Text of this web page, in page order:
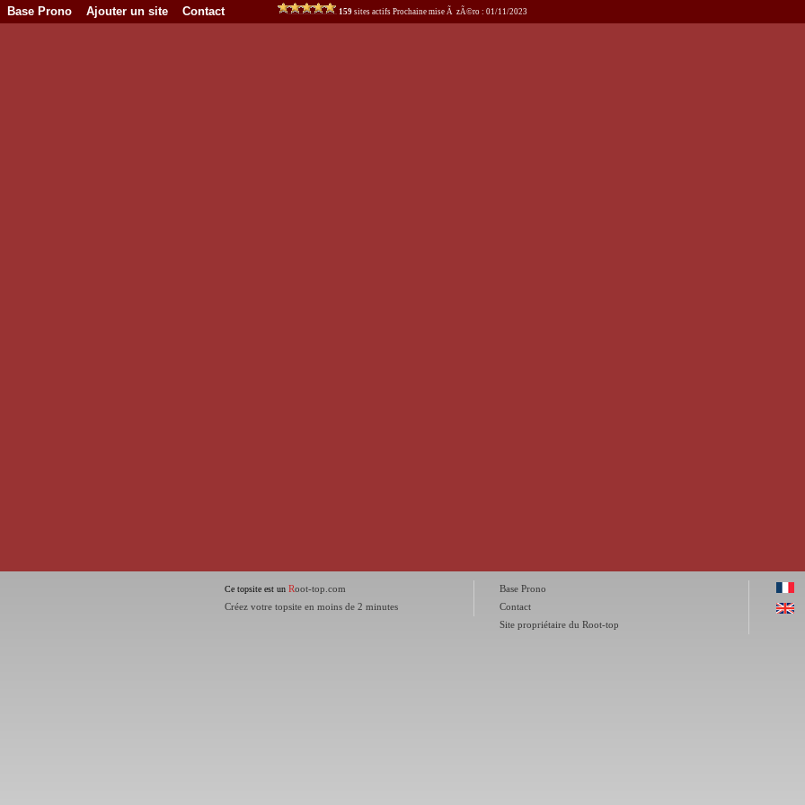
Base Prono Ajouter un site Contact 159 sites actifs Prochaine mise Ã zÃ©ro : 01/11/2023
Ce topsite est un Root-top.com
Créez votre topsite en moins de 2 minutes
Base Prono
Contact
Site propriétaire du Root-top